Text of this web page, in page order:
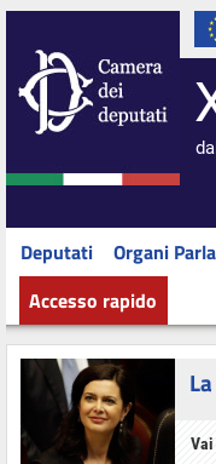
Deputati Organi
Accesso rapido